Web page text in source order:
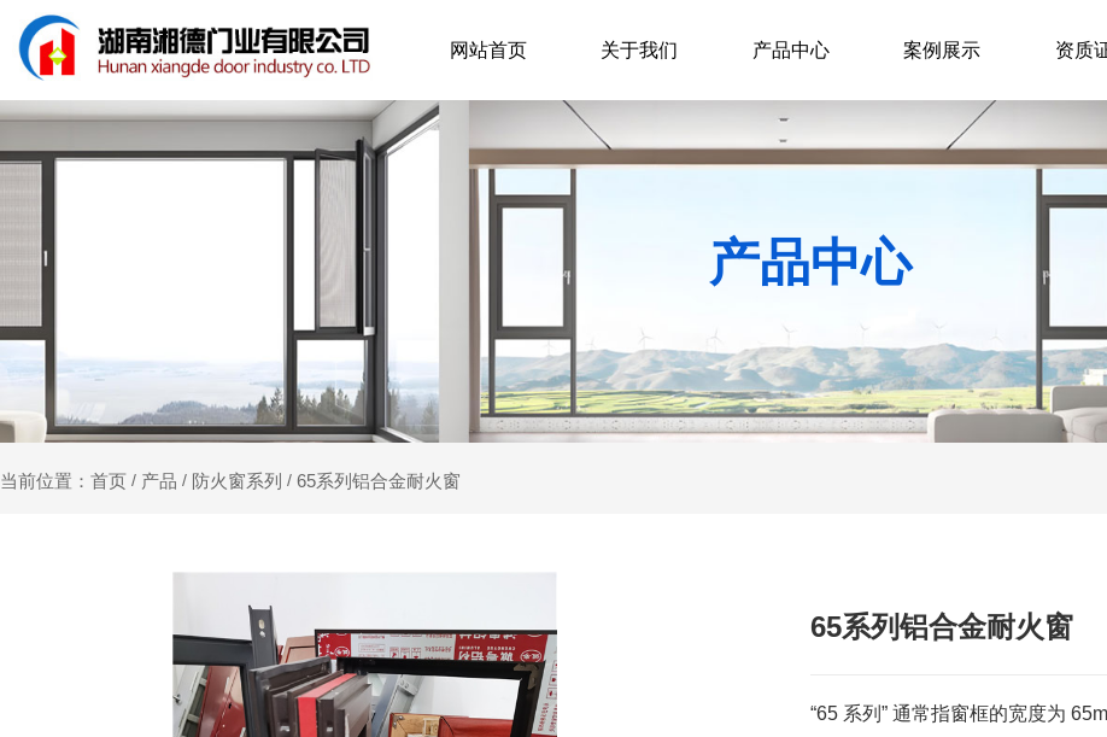
网站首页 关于我们 产品中心 案例展示 资质
产品中心
当前位置：首页 / 产品 / 防火窗系列 / 65系列铝合金耐火窗
65系列铝合金耐火窗
“65 系列” 通常指窗框的宽度为